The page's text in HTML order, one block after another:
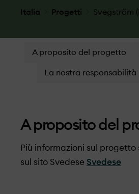
Italia Progetti Svegström
A proposito del progetto
La nostra responsabilità
A proposito del
Più informazioni sul progetto
sul sito Svedese Svedese